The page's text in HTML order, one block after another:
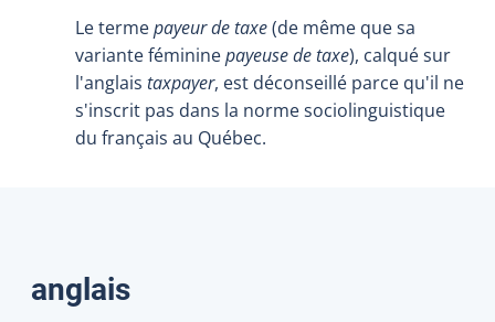
Le termepayeur de taxe(de même que sa
variante fémininepayeuse de taxe), calqué sur
l'anglais taxpayer, est déconseillé parce qu'il ne
s'inscrit pas dans la norme sociolinguistique
du français au Québec.
Traductions
anglais